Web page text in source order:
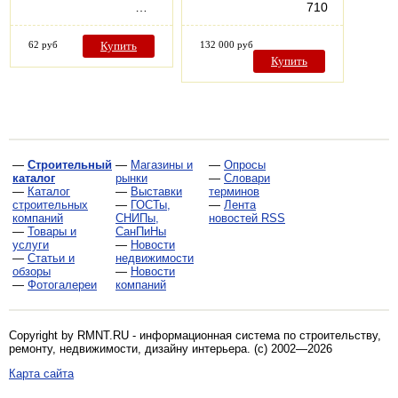
62 руб Купить
710
132 000 руб
Купить
— Строительный
каталог
— Каталог
строительных
компаний
— Товары и
услуги
— Статьи и
обзоры
— Фотогалереи
— Магазины и
рынки
— Выставки
— ГОСТы,
СНИПы,
СанПиНы
— Новости
недвижимости
— Новости
компаний
— Опросы
— Словари
терминов
— Лента
новостей RSS
Copyright by RMNT.RU - информационная система по строительству,
ремонту, недвижимости, дизайну интерьера. (c) 2002—2026
Карта сайта